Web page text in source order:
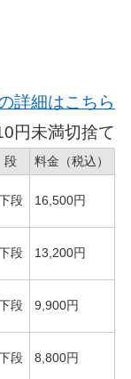
詳細はこちら
円未満切捨て
段
料金（税込）
段 16,500円
段 13,200円
段 9,900円
段 8,800円